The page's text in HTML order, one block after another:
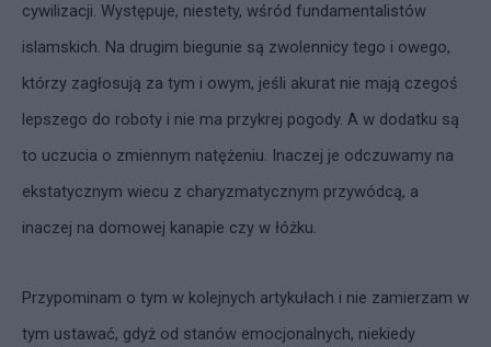
cywilizacji. Występuje, niestety, wśród fundamentalistów
islamskich. Na drugim biegunie są zwolennicy tego i owego,
którzy zagłosują za tym i owym, jeśli akurat nie mają czegoś
lepszego do roboty i nie ma przykrej pogody. A w dodatku są
to uczucia o zmiennym natężeniu. Inaczej je odczuwamy na
ekstatycznym wiecu z charyzmatycznym przywódcą, a
inaczej na domowej kanapie czy w łóżku.
Przypominam o tym w kolejnych artykułach i nie zamierzam w
tym ustawać, gdyż od stanów emocjonalnych, niekiedy